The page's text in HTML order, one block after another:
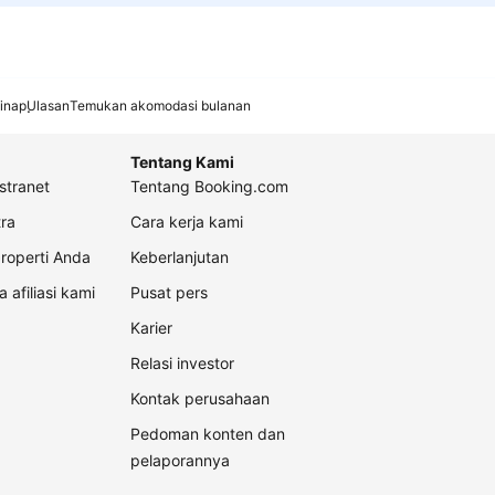
UlasanTemukan akomodasi bulanan
Anda
afiliasi kami
Tentang Kami
Tentang Booking.com
Cara kerja kami
Keberlanjutan
Pusat pers
Karier
Relasi investor
Kontak perusahaan
Pedoman konten dan
pelaporannya